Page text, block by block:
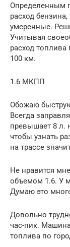
Определенным
расход
умеренные.
Учитывая
расход топлива
100 км.
1.6 МКПП
Обожаю
Всегда
превышает 8 л.
чтобы узнать
на трассе
Не нравится
объемом 1.6. У
Думаю это
Довольно
час-пик.
топлива по